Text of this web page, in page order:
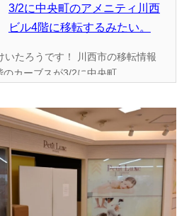
3/2に中央町のアメニティ川西
ビル4階に移転するみたい。
いたろうです！ 川西市の移転情報
カーブスが3/2に中央町...